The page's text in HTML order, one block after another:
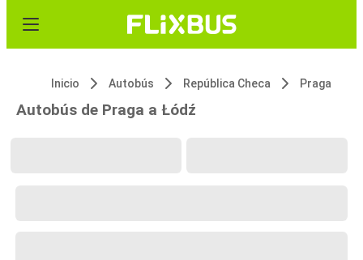
Inicio Autobús República Checa Praga
Autobús de Praga a Łódź